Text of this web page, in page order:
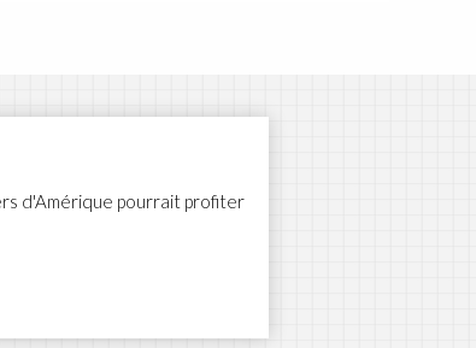
d'Amérique pourrait profiter